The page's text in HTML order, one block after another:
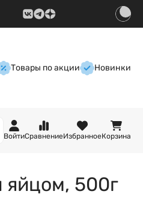
Товары по акции Новинки
ВойтиСравнениеИзбранноеКорзина
яйцом, 500г